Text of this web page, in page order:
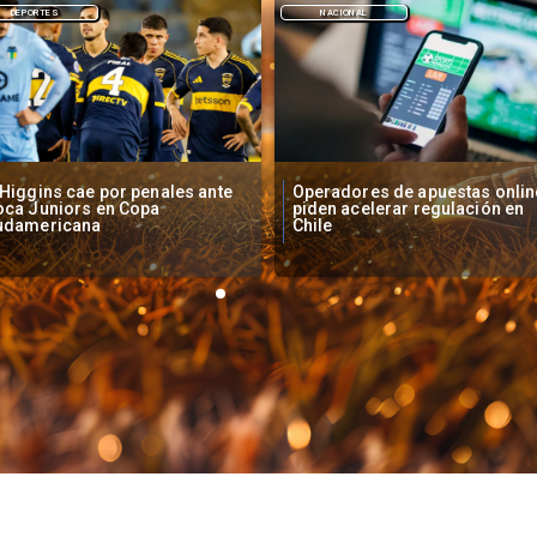
de apuestas online
acelerar regulación en
NACIONAL
Fallece Lucy López Cruz,
primera medallista chilena en
Juegos Panamericanos
DEPORTES